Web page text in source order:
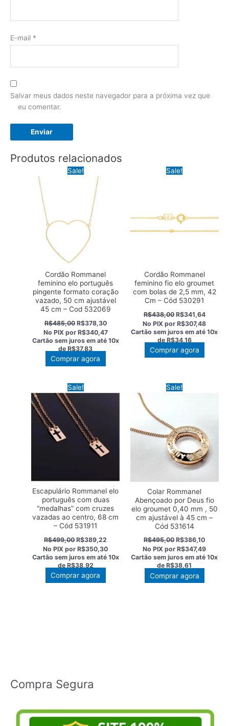
E-mail *
Salvar meus dados neste navegador para a próxima vez que
eu comentar.
Produtos relacionados
Sale!
Cordão Rommanel
feminino elo português
pingente formato coração
vazado, 50 cm ajustável
45 cm – Cod 532069
R$485,00 O
preço
original
era:
R$485,00.
R$378,30O
preço
atual
é:
No PIX por R$340,47
Cartão sem juros em até 10x
de R$37,83
Comprar agora
Sale!
Cordão Rommanel
feminino fio elo groumet
com bolas de 2,5 mm, 42
Cm – Cód 530291
R$438,00 O
preço
original
era:
R$438,00.
R$341,64O
preço
atual
é:
No PIX porR$307,48
Cartão sem juros em até10x
deR$34,16
Comprar agora
Sale!
Escapulário Rommanel elo
português com duas
“medalhas” com cruzes
vazadas ao centro, 68 cm
– Cód 531911
R$499,00O
preço
original
era:
R$499,00.
R$389,22
preço
atual
é:
No PIX porR$350,30
Cartão sem juros em até 10x
deR$38,92
Comprar agora
Sale!
Colar Rommanel
Abençoado por Deus fio
elo groumet 0,40 mm , 50
cm ajustável à 45 cm –
Cód 531614
R$495,00O
preço
original
era:
R$495,00.
R$386,10O
preço
atual
é:
No PIX porR$347,49
Cartão sem juros em até10x
de R$38,61
Comprar agora
Compra Segura